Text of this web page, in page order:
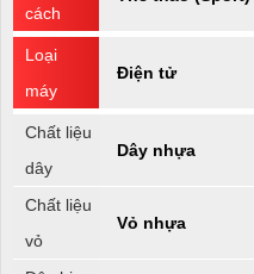
cách
Loại
máy
Điện tử
Chất liệu
dây
Dây nhựa
Chất liệu
vỏ
Vỏ nhựa